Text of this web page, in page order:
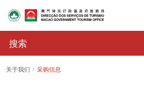
关于我们 采购信息